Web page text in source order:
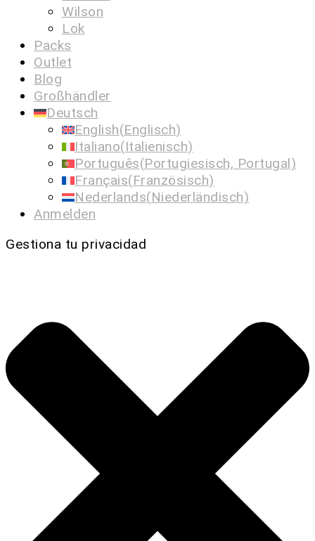
Wilson
Lok
Packs
Outlet
Blog
Großhändler
Deutsch
English(Englisch)
Italiano(Italienisch)
Português(Portugiesisch, Portugal)
Français(Französisch)
Nederlands(Niederländisch)
Anmelden
Gestiona tu privacidad